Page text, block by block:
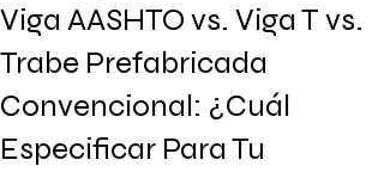
Viga AASHTO vs. Viga T vs.
Trabe Prefabricada
Convencional: ¿Cuál
Especificar Para Tu